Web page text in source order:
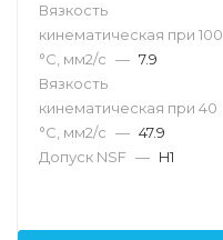
Вязкость
кинематическая при 100
°С, мм2/с — 7.9
Вязкость
кинематическая при 40
°С, мм2/с — 47.9
Допуск NSF — H1